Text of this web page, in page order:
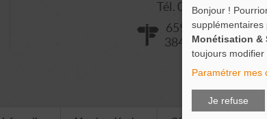
Tél. 04 76 77 20 06
659 Route de
38420 LE
Bonjour !
supplémentaires
Monétisation &
toujours modifier
Paramétrer mes
Je refuse